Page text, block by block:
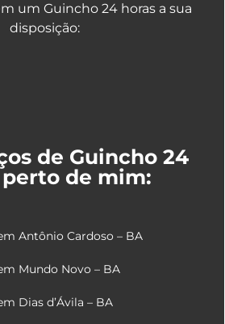
um Guincho 24 horas a sua
disposição:
de Guincho 24
perto de mim:
Antônio Cardoso – BA
Mundo Novo – BA
Dias d’Ávila – BA